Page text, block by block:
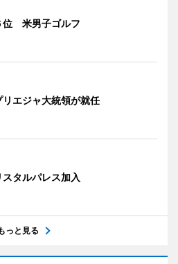
位 米男子ゴルフ
エジャ大統領が就任
タルパレス加入
っと見る